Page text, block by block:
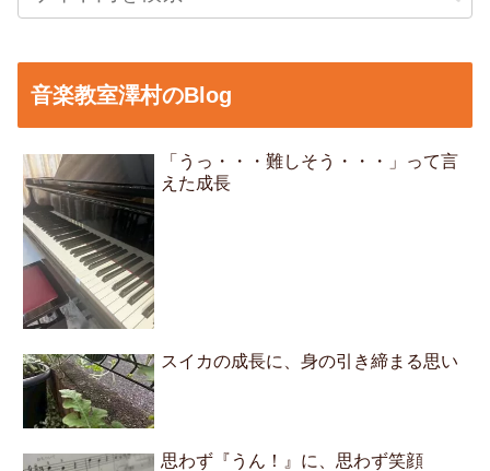
音楽教室澤村のBlog
「うっ・・・難しそう・・・」って言
えた成長
スイカの成長に、身の引き締まる思い
思わず『うん！』に、思わず笑顔